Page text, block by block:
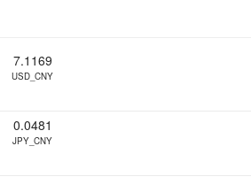
7.1169
USD_CNY
0.0481
JPY_CNY